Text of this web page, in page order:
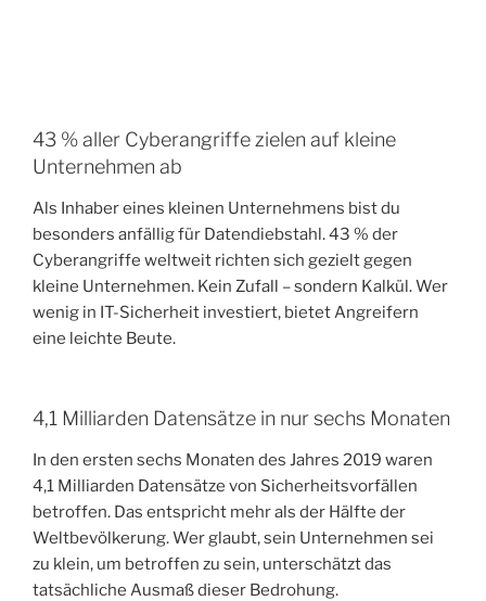
43 % aller Cyberangriffe zielen auf kleine
Unternehmen ab
Als Inhaber eines kleinen Unternehmens bist du
besonders anfällig für Datendiebstahl. 43 % der
Cyberangriffe weltweit richten sich gezielt gegen
kleine Unternehmen. Kein Zufall – sondern Kalkül. Wer
wenig in IT-Sicherheit investiert, bietet Angreifern
eine leichte Beute.
4,1 Milliarden Datensätze in nur sechs Monaten
In den ersten sechs Monaten des Jahres 2019 waren
4,1 Milliarden Datensätze von Sicherheitsvorfällen
betroffen. Das entspricht mehr als der Hälfte der
Weltbevölkerung. Wer glaubt, sein Unternehmen sei
zu klein, um betroffen zu sein, unterschätzt das
tatsächliche Ausmaß dieser Bedrohung.